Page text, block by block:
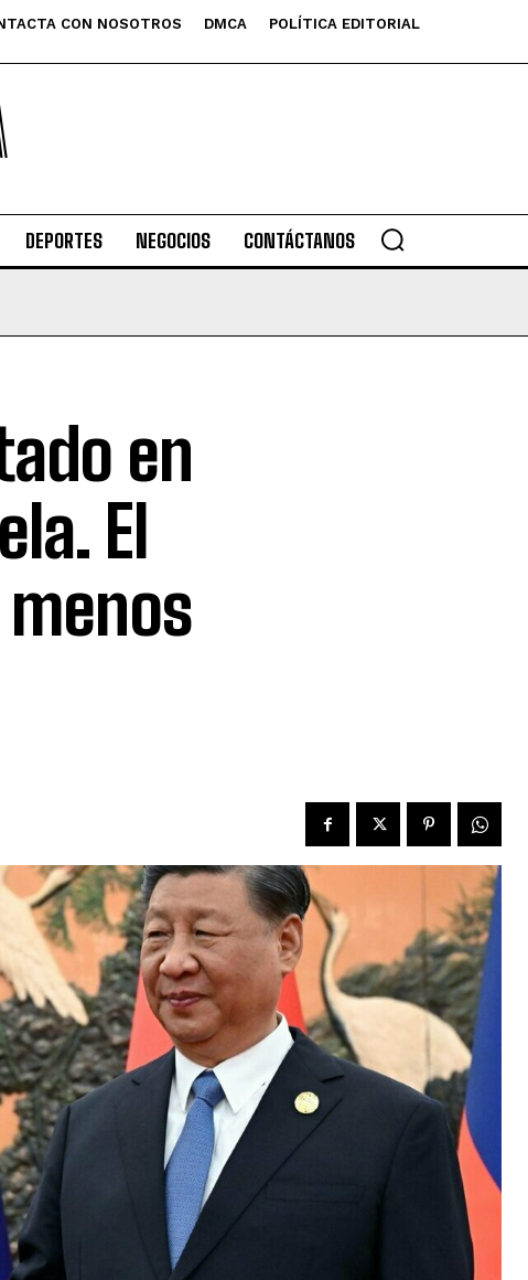
CON NOSOTROS DMCA
POLÍTICA EDITORIAL
DEPORTES NEGOCIOS CONTÁCTANOS
en
El